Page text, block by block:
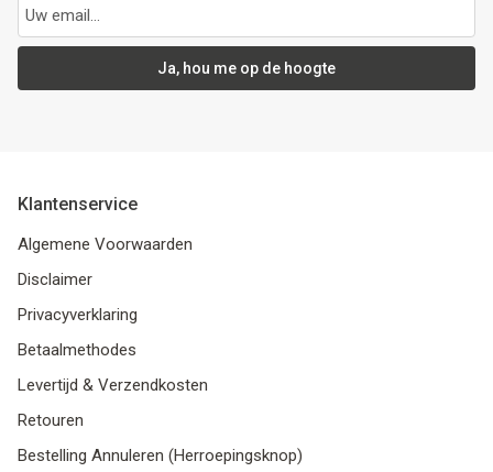
Ja, hou me op de hoogte
Klantenservice
Algemene Voorwaarden
Disclaimer
Privacyverklaring
Betaalmethodes
Levertijd & Verzendkosten
Retouren
Bestelling Annuleren (Herroepingsknop)